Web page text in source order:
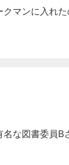
マンに入れた
な図書委員B